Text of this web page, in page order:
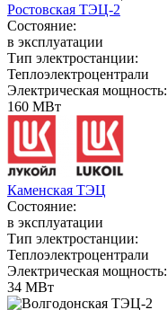
Ростовская ТЭЦ-2
Состояние:
в эксплуатации
Тип электростанции:
Теплоэлектроцентрали
Электрическая мощность:
160 МВт
Каменская ТЭЦ
Состояние:
в эксплуатации
Тип электростанции:
Теплоэлектроцентрали
Электрическая мощность:
34 МВт